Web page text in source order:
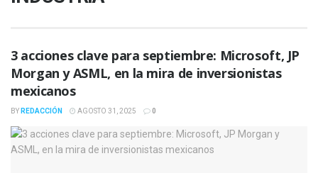
3 acciones clave para septiembre: Microsoft, JP
Morgan y ASML, en la mira de inversionistas
mexicanos
BY REDACCIÓN AGOSTO 31, 2025 0